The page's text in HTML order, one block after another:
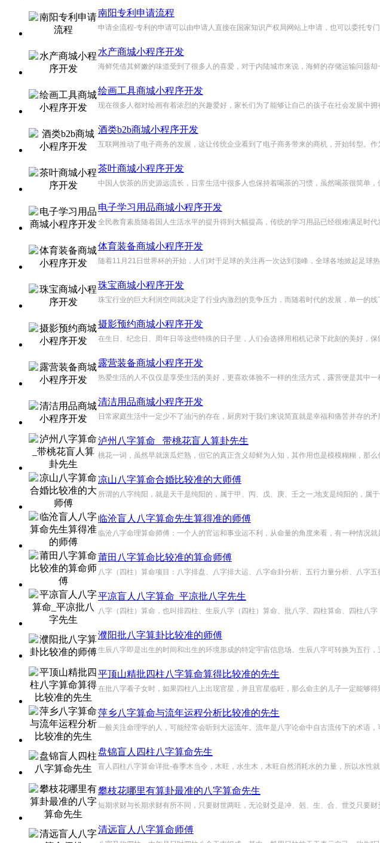
南阳专利申请流程
申请全流程-专利的申请可以由申请人直接在国家知识产权局网站上申请，也可以委托
水产商城小程序开发
海鲜凭借其鲜嫩的味道受到了很多人的喜爱，对于内陆城市来说，海鲜的存储运输问题
绘画工具商城小程序开发
现在很多人都对绘画有着浓烈的兴趣爱好，家长们为了能够让自己的孩子在社会发展中
酒类b2b商城小程序开发
互联网推动了电子商务的发展，这让传统企业看到了电子商务带来的商机，开始转型。
茶叶商城小程序开发
中国人饮茶的历史源远流长，日常生活中很多人也保持着喝茶的习惯，虽然喝茶很简单
电子学习用品商城小程序开发
全民教育素质随着国人生活水平的提升得到大幅提高，传统的学习用品已经很难满足时
体育装备商城小程序开发
随着11月21日世界杯的开始，人们对于足球的关注再一次达到顶峰，全球各地掀起足
珠宝商城小程序开发
珠宝行业的巨大利润空间就决定了行业内激烈的竞争压力，而随着时代的发展，单一的
摄影预约商城小程序开发
在生日、纪念日、周年日等这些特殊的日子里，人们会选择用相机记录下此刻的美好，
露营装备商城小程序开发
热爱生活的人不仅仅是享受生活的美好，更喜欢体验不一样的生活方式，露营便是其中
清洁用品商城小程序开发
日常家庭生活中一定少不了油污的存在，厨房对于我们来说简直就是幸福和痛苦并存的
泸州八字算命 _带桃花盲人算卦先生
桃花一词，虽然早就滚瓜烂熟，但它的真正含义却鲜为人知，其作用也是模模糊糊，那
凉山八字算命合婚比较准的大师傅
所谓的八字纯阳，就是天干是纯阳的，属于甲、丙、戊、庚、壬之一;地支是纯阳的，
临沧盲人八字算命先生算得准的师傅
临沧八字命理算命师傅：一个人的官运和事业运不利，从命量的角度来看，有一种情况
莆田八字算命比较准的算命师傅
八字（四柱）算命项目：八字排盘、八字排大运、八字命卦分析、五行力量分析、八字
平凉盲人八字算命_平凉批八字先生
八字（四柱）算命，也叫排四柱、生辰八字（四柱）算命、批八字、四柱算命、四柱八
濮阳批八字算卦比较准的师傅
生辰八字即是出生的时间和出生的环境形成的特定宇宙信息场。生辰八字可转换为五行
平顶山精批四柱八字算命算得比较准的先生
在批八字看子女时，如果四柱八上出现官星，并且官星临旺，那么命主的儿子一定能够
萍乡八字算命与流年运程分析比较准的先生
一般关注命理学的人，可能经常会听到大运流年。流年是八字论命中自古流传下的术语
盘锦盲人四柱八字算命先生
盲人四柱八字算命详批-春季木当令，木旺，水生木，木旺自然消耗水的力量，所以水
攀枝花哪里有算卦最准的八字算命先生
短期求财与长期求财有所不同，只要财世两旺，无论财爻是冲、剋、生、合、世爻只要
清远盲人八字算命师傅